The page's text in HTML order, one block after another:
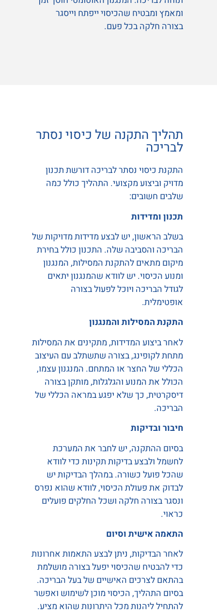
ומאמץ ומבטיח שהכיסוי ייפתח וייסגר
בצורה חלקה בכל פעם.
תהליך התקנה של כיסוי נסתר
לבריכה
התקנת כיסוי נסתר לבריכה דורשת תכנון
מדויק וביצוע מקצועי. התהליך כולל כמה
שלבים חשובים:
תכנון ומדידות
בשלב הראשון, יש לבצע מדידות מדויקות של
הבריכה והסביבה שלה. התכנון כולל בחירת
מיקום מתאים להתקנת המסילות, המנגנון
ומנוע הכיסוי. יש לוודא שהמנגנון יתאים
לגודל הבריכה ויוכל לפעול בצורה
אופטימלית.
התקנת המסילות והמנגנון
לאחר ביצוע המדידות, מתקינים את המסילות
מתחת לקופינג, בצורה שתשתלב עם העיצוב
הכללי של החצר או המתחם. המנגנון עצמו,
הכולל את המנוע והגלגלות, מותקן בצורה
דיסקרטית, כך שלא יפגע במראה הכללי של
הבריכה.
חיבור ובדיקות
בסיום ההתקנה, יש לחבר את המערכת
לחשמל ולבצע בדיקות תקינות כדי לוודא
שהכל פועל כשורה. במהלך הבדיקות יש
לבדוק את פעולת הכיסוי, לוודא שהוא נפרס
ונסגר בצורה חלקה ושכל החלקים פועלים
כראוי.
התאמה אישית וסיום
לאחר הבדיקות, ניתן לבצע התאמות אחרונות
כדי להבטיח שהכיסוי יפעל בצורה מושלמת
בהתאם לצרכים האישיים של בעל הבריכה.
בסיום התהליך, הכיסוי מוכן לשימוש ואפשר
להתחיל ליהנות מכל היתרונות שהוא מציע.